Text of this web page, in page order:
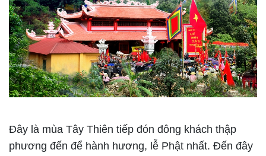
Đây là mùa Tây Thiên tiếp đón đông khách thập
phương đến để hành hương, lễ Phật nhất. Đến đây